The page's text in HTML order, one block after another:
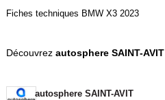
Fiches techniques BMW X3 2023
Découvrez autosphere SAINT-AVIT
autosphere SAINT-AVIT